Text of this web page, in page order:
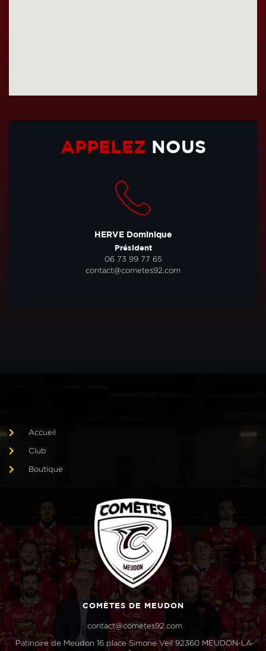
APPELEZ NOUS
HERVE Dominique
Président
06 73 99 77 65
contact@cometes92.com
Accueil
Club
Boutique
COMÈTES DE MEUDON
contact@cometes92.com
Patinoire de Meudon 16 place Simone Veil 92360 MEUDON-LA-